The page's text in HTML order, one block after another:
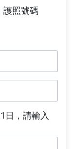
護照號碼
日，請輸入